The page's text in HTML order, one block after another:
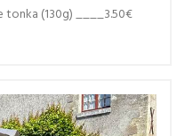
(130g) ____3.50€